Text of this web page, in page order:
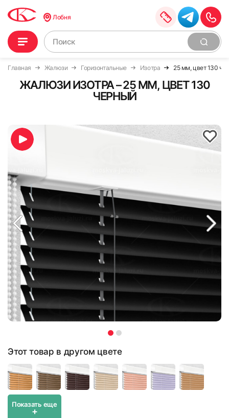
Лобня
Главная Жалюзи Горизонтальные Изотра 25 мм, цвет 130
ЖАЛЮЗИ ИЗОТРА – 25 ММ, ЦВЕТ 130
ЧЕРНЫЙ
Этот товар в другом цвете
Показать еще
+